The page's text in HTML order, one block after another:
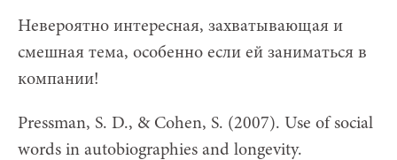
Невероятно интересная, захватывающая и
смешная тема, особенно если ей заниматься в
компании!
Pressman, S. D., & Cohen, S. (2007). Use of social
words in autobiographies and longevity.